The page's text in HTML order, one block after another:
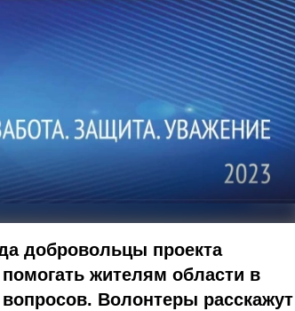
добровольцы проекта
жителям области в
Волонтеры расскажут